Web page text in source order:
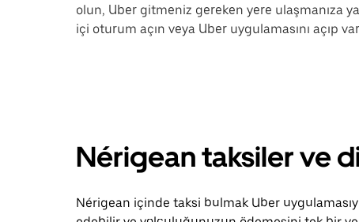
olun, Uber gitmeniz gereken yere ulaşmanıza
içi oturum açın veya Uber uygulamasını açıp
Nérigean taksiler ve
Nérigean içinde taksi bulmak Uber